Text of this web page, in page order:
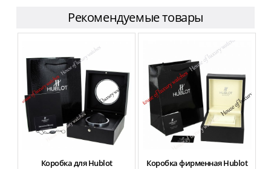
Рекомендуемые товары
Коробка для Hublot Коробка фирменная Hublot